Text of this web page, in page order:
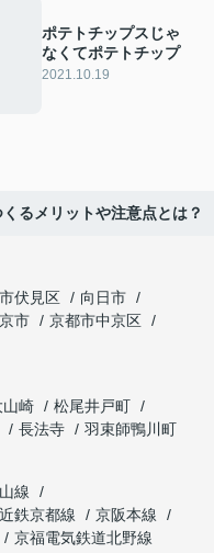
ポテトチップスじゃ
なくてポテトチップ
2021.10.19
るメリットや注意点とは？
伏見区
向日市
市
京都市中京区
山崎
松尾井戸町
長法寺
羽束師鴨川町
線
近鉄京都線
京阪本線
京福電気鉄道北野線